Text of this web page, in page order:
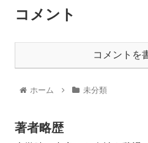
コメント
コメントを
ホーム 未分類
著者略歴